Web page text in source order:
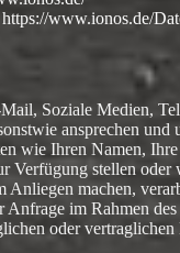
https://www.ionos.de/
Soziale Medien,
ansprechen und
wie Ihren Namen,
Verfügung stellen oder
Anliegen machen,
im Rahmen
oder vertraglichen